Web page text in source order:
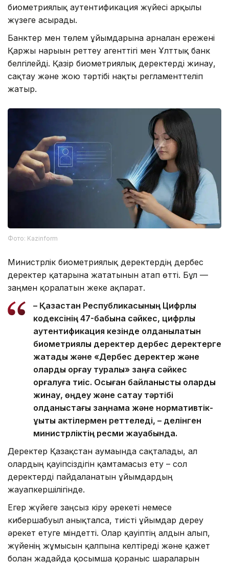
биометриялық аутентификация жүйесі арқылы
жүзеге асырады.
Банктер мен төлем ұйымдарына арналған ережені
Қаржы нарығын реттеу агенттігі мен Ұлттық банк
белгілейді. Қазір биометриялық деректерді жинау,
сақтау және жою тәртібі нақты регламенттеліп
жатыр.
Фото: Kazinform
Министрлік биометриялық деректердің дербес
деректер қатарына жататынын атап өтті. Бұл —
заңмен қорғалатын жеке ақпарат.
– Қазақстан Республикасының Цифрлық
кодексінің 47-бабына сәйкес, цифрлық
аутентификация кезінде қолданылатын
биометриялық деректер дербес деректерге
жатады және «Дербес деректер және
оларды қорғау туралы» заңға сәйкес
қорғалуға тиіс. Осыған байланысты оларды
жинау, өңдеу және сақтау тәртібі
қолданыстағы заңнама және нормативтік-
құқықтық актілермен реттеледі, – делінген
министрліктің ресми жауабында.
Деректер Қазақстан аумағында сақталады, ал
олардың қауіпсіздігін қамтамасыз ету – сол
деректерді пайдаланатын ұйымдардың
жауапкершілігінде.
Егер жүйеге заңсыз кіру әрекеті немесе
кибершабуыл анықталса, тиісті ұйымдар дереу
әрекет етуге міндетті. Олар қауіптің алдын алып,
жүйенің жұмысын қалпына келтіреді және қажет
болған жағдайда қосымша қорғаныс шараларын